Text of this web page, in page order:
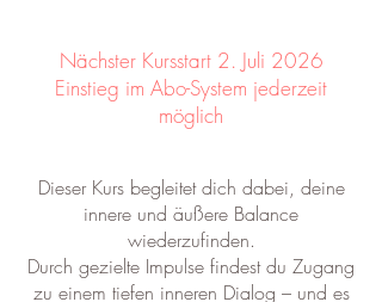
Nächster Kursstart 2. Juli 2026
Einstieg im Abo-System jederzeit
möglich
Dieser Kurs begleitet dich dabei, deine
innere und äußere Balance
wiederzufinden.
Durch gezielte Impulse findest du Zugang
zu einem tiefen inneren Dialog – und es